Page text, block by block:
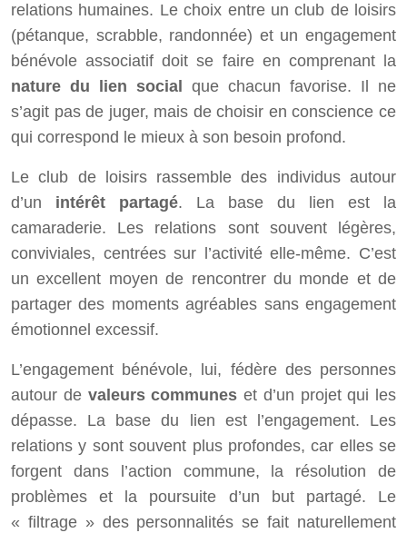
relations humaines. Le choix entre un club de loisirs
(pétanque, scrabble, randonnée) et un engagement
bénévole associatif doit se faire en comprenant la
nature du lien social
que chacun favorise. Il ne
s’agit pas de juger, mais de choisir en conscience ce
qui correspond le mieux à son besoin profond.
Le club de loisirs rassemble des individus autour
d’un intérêt partagé. La base du lien est la
camaraderie. Les relations sont souvent légères,
conviviales, centrées sur l’activité elle-même. C’est
un excellent moyen de rencontrer du monde et de
partager des moments agréables sans engagement
émotionnel excessif.
L’engagement bénévole, lui, fédère des personnes
autour de valeurs communes et d’un projet qui les
dépasse. La base du lien est l’engagement. Les
relations y sont souvent plus profondes, car elles se
forgent dans l’action commune, la résolution de
problèmes et la poursuite d’un but partagé. Le
« filtrage » des personnalités se fait naturellement